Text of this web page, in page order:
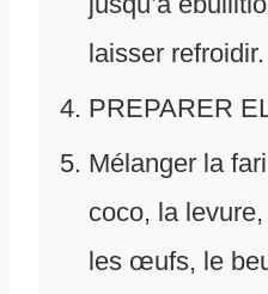
laisser refroidir.
PREPARER
Mélanger la
coco, la
les œufs, le